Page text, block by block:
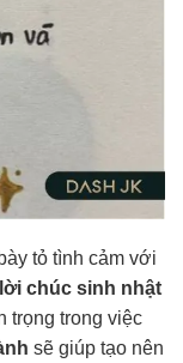
tỏ tình cảm với
lời chúc sinh nhật
trọng trong việc
sẽ giúp tạo nên